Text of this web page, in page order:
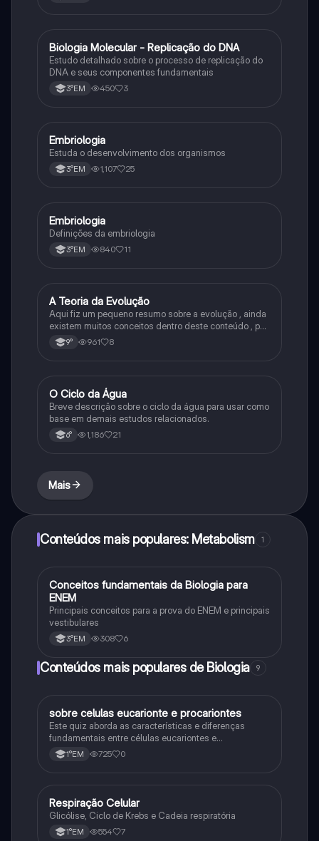
Ciência
Biologia Molecular - Replicação do DNA
Estudo detalhado sobre o processo de replicação do
DNA e seus componentes fundamentais
3°EM 450 3
Biologia
Embriologia
Estuda o desenvolvimento dos organismos
3°EM 1,107 25
Biologia
Embriologia
Definições da embriologia
3°EM 840 11
Biologia
A Teoria da Evolução
Aqui fiz um pequeno resumo sobre a evolução , ainda
existem muitos conceitos dentro deste conteúdo , por
isso sempre é bom procurar por mais fontes e
algumas questões para se resolver e fixar melhor.
9° 961 8
Química
O Ciclo da Água
Breve descrição sobre o ciclo da água para usar como
base em demais estudos relacionados.
6° 1,186 21
Mais
Conteúdos mais populares: Metabolism 1
Biologia
Conceitos fundamentais da Biologia para
ENEM
Principais conceitos para a prova do ENEM e principais
vestibulares
3°EM 308 6
Conteúdos mais populares de Biologia 9
Biologia
sobre celulas eucarionte e procariontes
Este quiz aborda as características e diferenças
fundamentais entre células eucariontes e
procariontes.
1°EM 725 0
Biologia
Respiração Celular
Glicólise, Ciclo de Krebs e Cadeia respiratória
1°EM 554 7